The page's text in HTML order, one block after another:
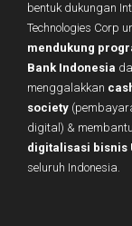
bentuk dukungan
Technologies Corp
mendukung
Bank Indonesia
menggalakkan
society
digital) & membantu
digitalisasi bisnis
seluruh Indonesia.